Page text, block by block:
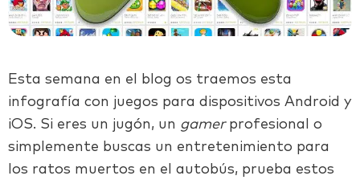
Esta semana en el blog os traemos esta
infografía con juegos para dispositivos Android y
iOS. Si eres un jugón, un gamerprofesional o
simplemente buscas un entretenimiento para
los ratos muertos en el autobús, prueba estos